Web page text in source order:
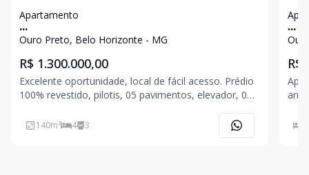
Apartamento
...
Ouro Preto, Belo Horizonte - MG
R$ 1.300.000,00
Excelente oportunidade, local de fácil acesso. Prédio
100% revestido, pilotis, 05 pavimentos, elevador, 02
canalizado, aquecimento solar , janelas de alumínio
em bronze com cortina de vidro, 03 vagas de garag
140m² 4 3
...
R$